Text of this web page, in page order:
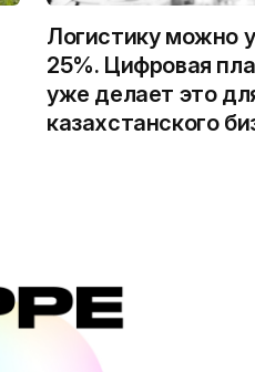
Логистику можно
25%. Цифровая
уже делает это
казахстанского